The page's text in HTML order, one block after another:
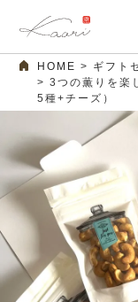
HOME
ギフト
3つの薫りを楽
5種+チーズ）